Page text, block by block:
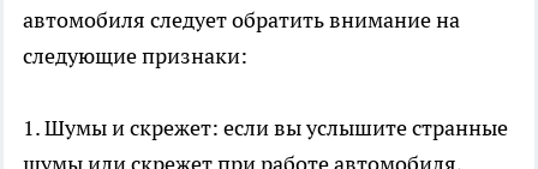
автомобиля следует обратить внимание на
следующие признаки:
1. Шумы и скрежет: если вы услышите странные